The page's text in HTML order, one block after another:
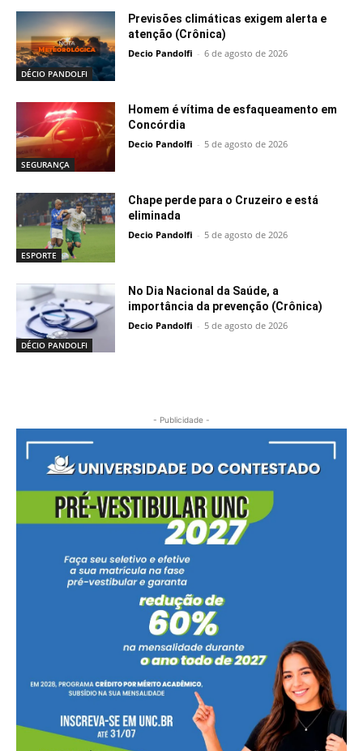
DÉCIO PANDOLFI
Previsões climáticas exigem alerta e
atenção (Crônica)
Decio Pandolfi - 6 de agosto de 2026
SEGURANÇA
Homem é vítima de esfaqueamento em
Concórdia
Decio Pandolfi - 5 de agosto de 2026
ESPORTE
Chape perde para o Cruzeiro e está
eliminada
Decio Pandolfi - 5 de agosto de 2026
DÉCIO PANDOLFI
No Dia Nacional da Saúde, a
importância da prevenção (Crônica)
Decio Pandolfi - 5 de agosto de 2026
- Publicidade -